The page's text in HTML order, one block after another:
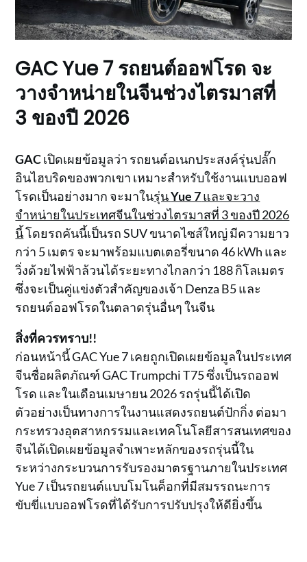
GAC Yue 7 รถยนต์ออฟโรด จะ
วางจำหน่ายในจีนช่วงไตรมาสที่
3 ของปี 2026
GACเปิดเผยข้อมูลว่า รถยนต์อเนกประสงค์รุ่นปลั๊ก
อินไฮบริดของพวกเขา เหมาะสำหรับใช้งานแบบออฟ
โรดเป็นอย่างมาก จะมาในรุ่นYue 7และจะวาง
จำหน่ายในประเทศจีนในช่วงไตรมาสที่ 3 ของปี 2026
นี้โดยรถคันนี้เป็นรถ SUV ขนาดไซส์ใหญ่ มีความยาว
กว่า 5 เมตร จะมาพร้อมแบตเตอรี่ขนาด 46 kWh และ
วิ่งด้วยไฟฟ้าล้วนได้ระยะทางไกลกว่า 188 กิโลเมตร
ซึ่งจะเป็นคู่แข่งตัวสำคัญของเจ้า Denza B5 และ
รถยนต์ออฟโรดในตลาดรุ่นอื่นๆ ในจีน
สิ่งที่ควรทราบ!!
ก่อนหน้านี้ GAC Yue 7 เคยถูกเปิดเผยข้อมูลในประเทศ
จีนชื่อผลิตภัณฑ์ GAC Trumpchi T75 ซึ่งเป็นรถออฟ
โรด และในเดือนเมษายน 2026 รถรุ่นนี้ได้เปิด
ตัวอย่างเป็นทางการในงานแสดงรถยนต์ปักกิ่ง ต่อมา
กระทรวงอุตสาหกรรมและเทคโนโลยีสารสนเทศของ
จีนได้เปิดเผยข้อมูลจำเพาะหลักของรถรุ่นนี้ใน
ระหว่างกระบวนการรับรองมาตรฐานภายในประเทศ
Yue 7 เป็นรถยนต์แบบโมโนค็อกที่มีสมรรถนะการ
ขับขี่แบบออฟโรดที่ได้รับการปรับปรุงให้ดียิ่งขึ้น